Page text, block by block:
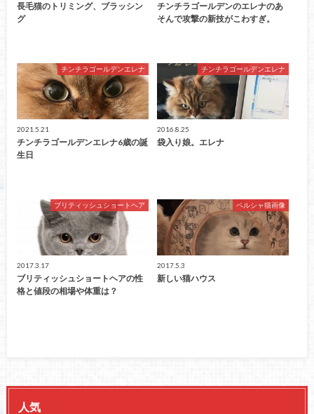
長毛猫のトリミング、ブラッシン
グ
チンチラゴールデンのエレナのあ
そんで攻撃の新技がこわすぎ。
チンチラゴールデンエレナ
2021.5.21
チンチラゴールデンエレナ6歳の誕
生日
チンチラゴールデンエレナ
2016.8.25
袋入り娘。エレナ
ブリティッシュショートヘア
2017.3.17
ブリティッシュショートヘアの性
格と値段の相場や体重は？
ペルシャ猫画像
2017.5.3
新しい猫ハウス
人気